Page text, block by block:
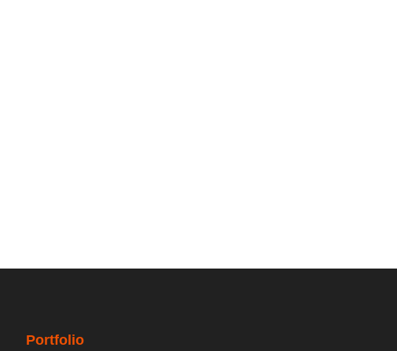
Portfolio